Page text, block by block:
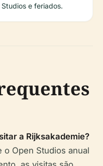
e feriados.
a Rijksakademie?
o Open Studios anual